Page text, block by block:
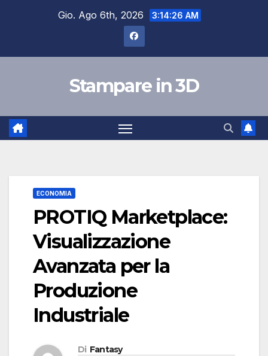
Gio. Ago 6th, 2026 3:14:27 AM
Stampare in 3D
ECONOMIA
PROTIQ Marketplace:
Visualizzazione
Avanzata per la
Produzione
Industriale
Di Fantasy